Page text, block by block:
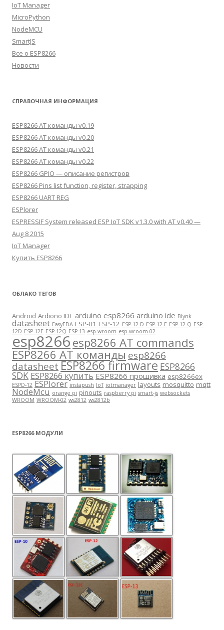
IoT Manager
MicroPython
NodeMCU
SmartJS
Все о ESP8266
Новости
СПРАВОЧНАЯ ИНФОРМАЦИЯ
ESP8266 AT команды v0.19
ESP8266 AT команды v0.20
ESP8266 AT команды v0.21
ESP8266 AT команды v0.22
ESP8266 GPIO — описание регистров
ESP8266 Pins list function, register, strapping
ESP8266 UART REG
ESPlorer
ESPRESSIF System released ESP IoT SDK v1.3.0 with AT v0.40 —
Aug 8 2015
IoT Manager
Купить ESP8266
ОБЛАКО ТЕГОВ
Android Ardiono IDE arduino esp8266 arduino ide Blynk
datasheet EasyEDA ESP-01 ESP-12 ESP-12-D ESP-12-E ESP-12-Q ESP-
12D ESP-12E ESP-12Q ESP-13 esp-wroom esp-wroom-02
esp8266 esp8266 AT commands
ESP8266 AT команды esp8266
datasheet ESP8266 firmware ESP8266
SDK ESP8266 купить ESP8266 прошивка esp8266ex
ESPD-12 ESPlorer instapush IoT iotmanager layouts mosquitto mqtt
NodeMcu orange pi pinouts raspberry pi smart-js websockets
WROOM WROOM-02 ws2812 ws2812b
ESP8266 МОДУЛИ